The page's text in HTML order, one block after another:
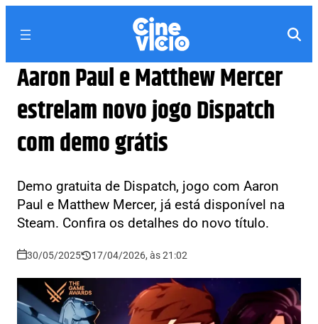
Aaron Paul e Matthew Mercer
estrelam novo jogo Dispatch
com demo grátis
Demo gratuita de Dispatch, jogo com Aaron
Paul e Matthew Mercer, já está disponível na
Steam. Confira os detalhes do novo título.
30/05/2025 17/04/2026, às 21:02